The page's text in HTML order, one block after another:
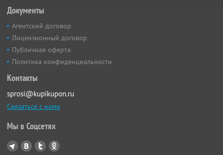
Документы
Агентский договор
Лицензионный договор
Публичная оферта
Политика конфиденциальности
Контакты
sprosi@kupikupon.ru
Связаться с нами
Мы в Соцсетях